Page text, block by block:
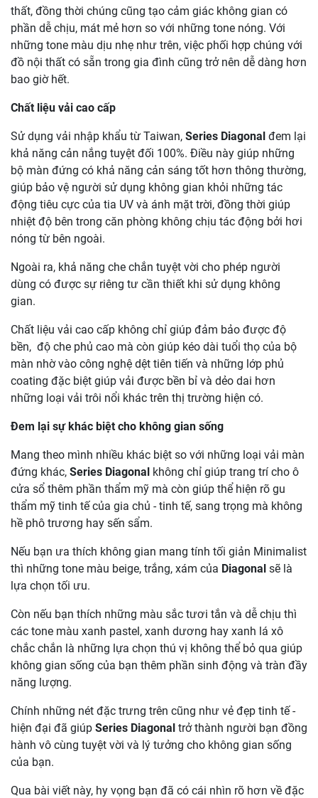
thất, đồng thời chúng cũng tạo cảm giác không gian có
phần dễ chịu, mát mẻ hơn so với những tone nóng. Với
những tone màu dịu nhẹ như trên, việc phối hợp chúng với
đồ nội thất có sẵn trong gia đình cũng trở nên dễ dàng hơn
bao giờ hết.
Chất liệu vải cao cấp
Sử dụng vải nhập khẩu từ Taiwan, Series Diagonal đem lại
khả năng cản nắng tuyệt đối 100%. Điều này giúp những
bộ màn đứng có khả năng cản sáng tốt hơn thông thường,
giúp bảo vệ người sử dụng không gian khỏi những tác
động tiêu cực của tia UV và ánh mặt trời, đồng thời giúp
nhiệt độ bên trong căn phòng không chịu tác động bởi hơi
nóng từ bên ngoài.
Ngoài ra, khả năng che chắn tuyệt vời cho phép người
dùng có được sự riêng tư cần thiết khi sử dụng không
gian.
Chất liệu vải cao cấp không chỉ giúp đảm bảo được độ
bền, độ che phủ cao mà còn giúp kéo dài tuổi thọ của bộ
màn nhờ vào công nghệ dệt tiên tiến và những lớp phủ
coating đặc biệt giúp vải được bền bỉ và dẻo dai hơn
những loại vải trôi nổi khác trên thị trường hiện có.
Đem lại sự khác biệt cho không gian sống
Mang theo mình nhiều khác biệt so với những loại vải màn
đứng khác, Series Diagonal không chỉ giúp trang trí cho ô
cửa sổ thêm phần thẩm mỹ mà còn giúp thể hiện rõ gu
thẩm mỹ tinh tế của gia chủ - tinh tế, sang trọng mà không
hề phô trương hay sến sẩm.
Nếu bạn ưa thích không gian mang tính tối giản Minimalist
thì những tone màu beige, trắng, xám của Diagonal sẽ là
lựa chọn tối ưu.
Còn nếu bạn thích những màu sắc tươi tắn và dễ chịu thì
các tone màu xanh pastel, xanh dương hay xanh lá xô
chắc chắn là những lựa chọn thú vị không thể bỏ qua giúp
không gian sống của bạn thêm phần sinh động và tràn đầy
năng lượng.
Chính những nét đặc trưng trên cũng như vẻ đẹp tinh tế -
hiện đại đã giúp Series Diagonal trở thành người bạn đồng
hành vô cùng tuyệt vời và lý tưởng cho không gian sống
của bạn.
Qua bài viết này, hy vọng bạn đã có cái nhìn rõ hơn về đặc